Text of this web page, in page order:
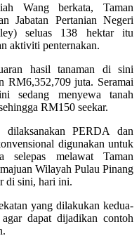
Wang berkata, Taman
Jabatan Pertanian Negeri
seluas 138 hektar itu
aktiviti penternakan.
hasil tanaman di sini
RM6,352,709 juta. Seramai
sedang menyewa tanah
RM150 seekar.
PERDA dan
digunakan untuk
selepas melawat Taman
Wilayah Pulau Pinang
di sini, hari ini.
yang dilakukan kedua-
dapat dijadikan contoh